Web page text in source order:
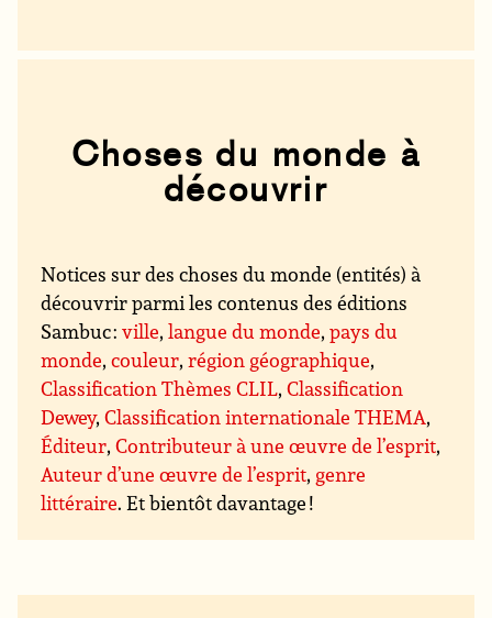
Choses du monde à
découvrir
Notices sur des choses du monde (entités) à
découvrir parmi les contenus des éditions
Sambuc :ville,langue du monde,pays du
monde,couleur,région géographique,
Classification Thèmes CLIL,Classification
Dewey,Classification internationale THEMA,
Éditeur,Contributeur à une œuvre de l’esprit,
Auteur d’une œuvre de l’esprit, genre
littéraire. Et bientôt davantage !